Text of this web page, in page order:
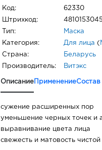
Код: 62330
Штрихкод:
Тип: Маска
Категория: Для лица (
Страна: Беларусь
Производитель: Витэкс
Описание ПрименениеСостав
сужение расширенных пор
уменьшение черных точек и
выравнивание цвета лица
свежесть и матовость чистой